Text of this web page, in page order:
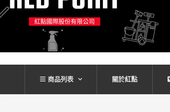
商品列表 關於紅點